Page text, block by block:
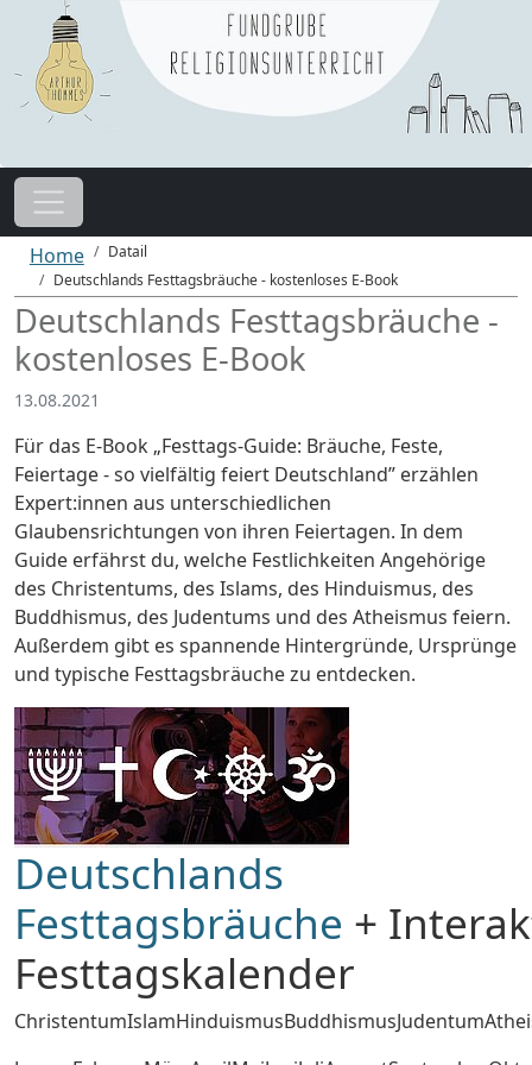
Home
Datail
Deutschlands Festtagsbräuche - kostenloses E-Book
Deutschlands Festtagsbräuche -
kostenloses E-Book
13.08.2021
Für das E-Book „Festtags-Guide: Bräuche, Feste,
Feiertage - so vielfältig feiert Deutschland” erzählen
Expert:innen aus unterschiedlichen
Glaubensrichtungen von ihren Feiertagen. In dem
Guide erfährst du, welche Festlichkeiten Angehörige
des Christentums, des Islams, des Hinduismus, des
Buddhismus, des Judentums und des Atheismus feiern.
Außerdem gibt es spannende Hintergründe, Ursprünge
und typische Festtagsbräuche zu entdecken.
Deutschlands
Festtagsbräuche +
Festtagskalender